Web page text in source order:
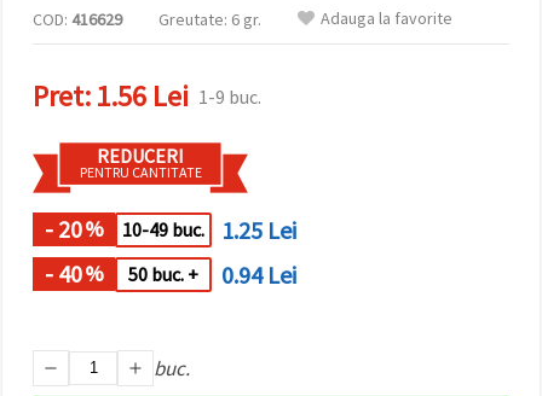
acord să
utilizați
toate
urile făcând
clic pe
toate!" Sau
să vă
indicați
selectând
un tip de
cookie -uri
COD: 416629 Greutate: 6 gr. Adauga la favorite
Pret:1.56 Lei 1-9 buc.
REDUCERI
PENTRU CANTITATE
- 20% 10-49 buc.
1.25 Lei
- 40% 50 buc. + 0.94 Lei
buc.